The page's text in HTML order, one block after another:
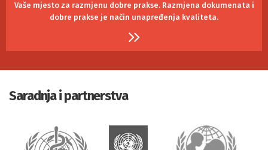
Vaše mjesto za razmjenu dobre prakse.Razmjena dokumenata i
dobre prakse je način unapređenja kvaliteta.
Saradnja i partnerstva